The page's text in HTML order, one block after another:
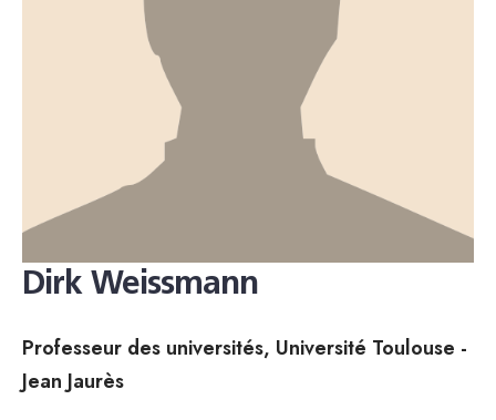
Dirk Weissmann
Professeur des universités, Université Toulouse -
Jean Jaurès